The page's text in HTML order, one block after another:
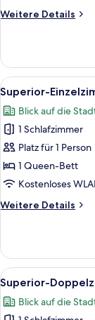
Weitere Details
Weitere
Doppelzimmer,
Stadtblick
Alle
Fotos
für
Superior-
Einzelzimmer,
Stadtblick
anzeigen
7
Superior-
Blick auf die
1 Schlafzimmer
Platz für 1 Person
1 Queen-Bett
Kostenloses
Weitere Details
Weitere
Einzelzimmer,
Stadtblick
Alle
Fotos
für
6
Superior-
Blick auf die